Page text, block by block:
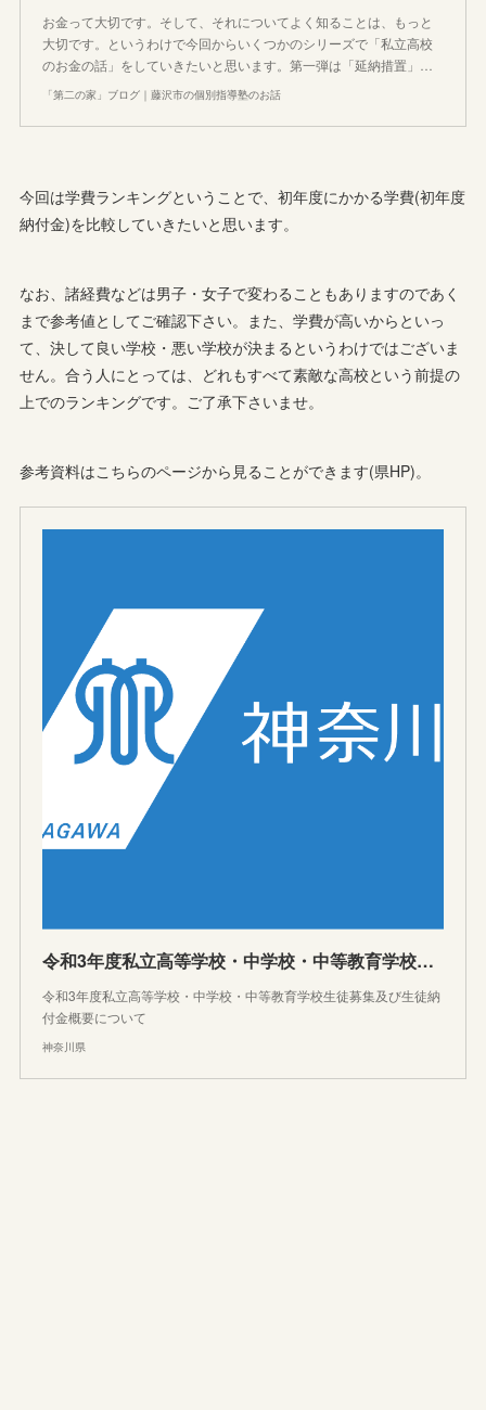
お金って大切です。そして、それについてよく知ることは、もっと
大切です。というわけで今回からいくつかのシリーズで「私立高校
のお金の話」をしていきたいと思います。第一弾は「延納措置」…
「第二の家」ブログ｜藤沢市の個別指導塾のお話
今回は学費ランキングということで、初年度にかかる学費(初年度
納付金)を比較していきたいと思います。
なお、諸経費などは男子・女子で変わることもありますのであく
まで参考値としてご確認下さい。また、学費が高いからといっ
て、決して良い学校・悪い学校が決まるというわけではございま
せん。合う人にとっては、どれもすべて素敵な高校という前提の
上でのランキングです。ご了承下さいませ。
参考資料はこちらのページから見ることができます(県HP)。
令和3年度私立高等学校・中学校・中等教育学校生徒募集及び生徒納付金概要について
令和3年度私立高等学校・中学校・中等教育学校生徒募集及び生徒納
付金概要について
神奈川県